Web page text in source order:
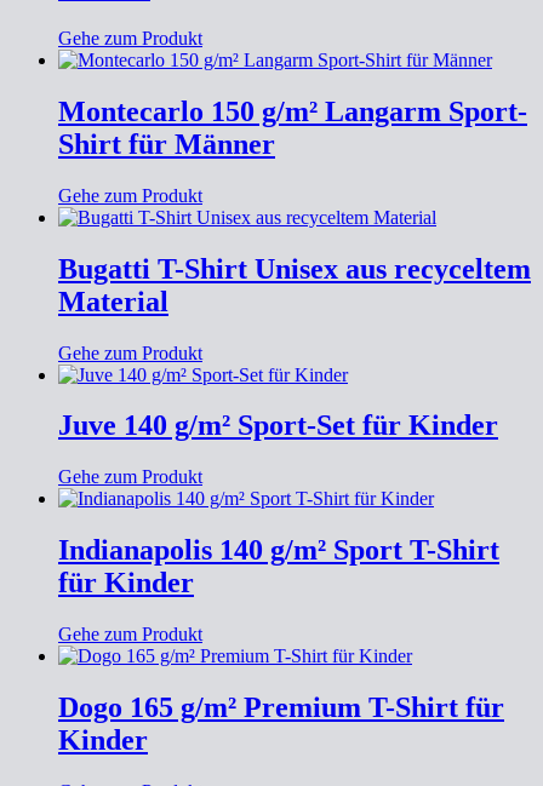
Gehe zum Produkt
Montecarlo 150 g/m² Langarm Sport-
Shirt für Männer
Gehe zum Produkt
Bugatti T-Shirt Unisex aus recyceltem
Material
Gehe zum Produkt
Juve 140 g/m² Sport-Set für Kinder
Gehe zum Produkt
Indianapolis 140 g/m² Sport T-Shirt
für Kinder
Gehe zum Produkt
Dogo 165 g/m² Premium T-Shirt für
Kinder